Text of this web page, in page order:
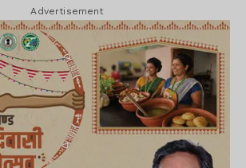
Advertisement